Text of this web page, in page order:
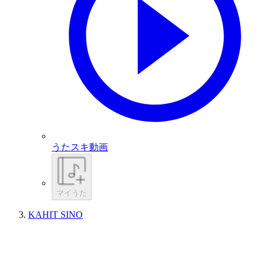
うたスキ動画
マイうた
KAHIT SINO